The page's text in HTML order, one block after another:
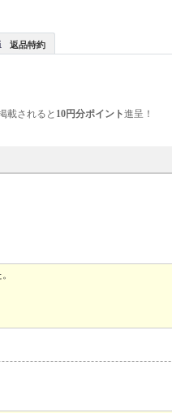
返品特約
載されると 10円分ポイント進呈！